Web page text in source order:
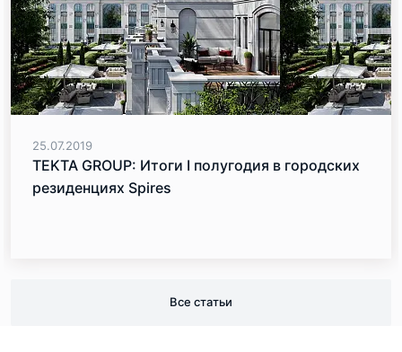
25.07.2019
TEKTA GROUP: Итоги I полугодия в городских
резиденциях Spires
Все статьи